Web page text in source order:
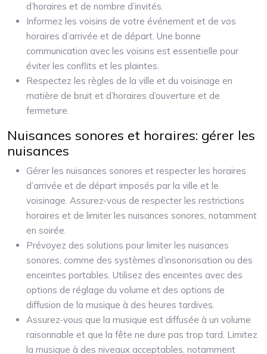
d’horaires et de nombre d’invités.
Informez les voisins de votre événement et de vos
horaires d’arrivée et de départ. Une bonne
communication avec les voisins est essentielle pour
éviter les conflits et les plaintes.
Respectez les règles de la ville et du voisinage en
matière de bruit et d’horaires d’ouverture et de
fermeture.
Nuisances sonores et horaires: gérer les
nuisances
Gérer les nuisances sonores et respecter les horaires
d’arrivée et de départ imposés par la ville et le
voisinage. Assurez-vous de respecter les restrictions
horaires et de limiter les nuisances sonores, notamment
en soirée.
Prévoyez des solutions pour limiter les nuisances
sonores, comme des systèmes d’insonorisation ou des
enceintes portables. Utilisez des enceintes avec des
options de réglage du volume et des options de
diffusion de la musique à des heures tardives.
Assurez-vous que la musique est diffusée à un volume
raisonnable et que la fête ne dure pas trop tard. Limitez
la musique à des niveaux acceptables, notamment